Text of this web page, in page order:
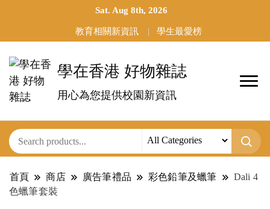
Sat. Aug 8th, 2026
教育相關新資訊 學生最愛榜
學在香港 好物雜誌
用心為您提供校園新資訊
首頁 商店 廣告筆禮品 彩色鉛筆及蠟筆
Dali 4
色蠟筆套裝